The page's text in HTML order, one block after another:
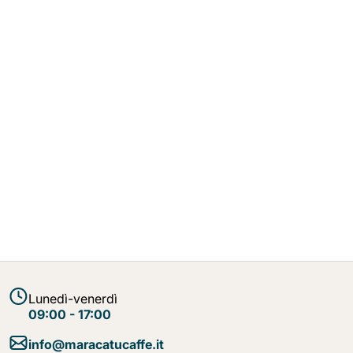
Lunedì-venerdì
09:00 - 17:00
info@maracatucaffe.it